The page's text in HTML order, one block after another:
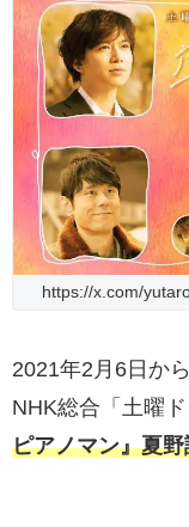
https://x.com/
2021年2月6日か
NHK総合「土曜
ピアノマン』夏